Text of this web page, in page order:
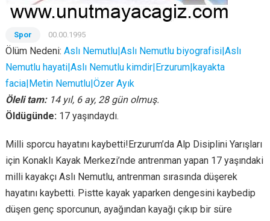
Spor 00.00.1995
Ölüm Nedeni: Aslı Nemutlu|Aslı Nemutlu biyografisi|Aslı
Nemutlu hayati|Aslı Nemutlu kimdir|Erzurum|kayakta
facia|Metin Nemutlu|Özer Ayık
Öleli tam: 14 yıl, 6 ay, 28 gün olmuş.
Öldügünde: 17 yaşındaydı.
Milli sporcu hayatını kaybetti!Erzurum’da Alp Disiplini Yarışları
için Konaklı Kayak Merkezi’nde antrenman yapan 17 yaşındaki
milli kayakçı Aslı Nemutlu, antrenman sırasında düşerek
hayatını kaybetti. Pistte kayak yaparken dengesini kaybedip
düşen genç sporcunun, ayağından kayağı çıkıp bir süre